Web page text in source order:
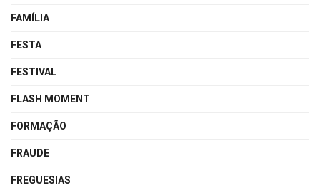
FAMÍLIA
FESTA
FESTIVAL
FLASH MOMENT
FORMAÇÃO
FRAUDE
FREGUESIAS